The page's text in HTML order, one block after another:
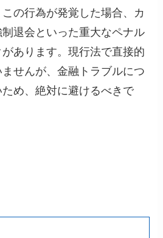
の行為が発覚した場合、カ
退会といった重大なペナル
あります。現行法で直接的
せんが、金融トラブルにつ
め、絶対に避けるべきで